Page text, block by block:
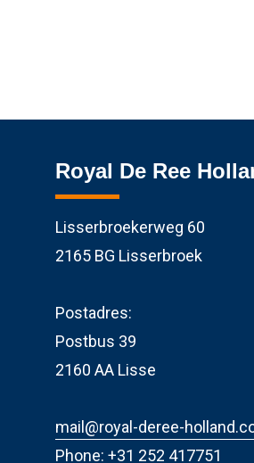
Royal De Ree
Lisserbroekerweg 60
2165 BG Lisserbroek
Postadres:
Postbus 39
2160 AA Lisse
mail@royal-deree-
Phone: +31 252 417751